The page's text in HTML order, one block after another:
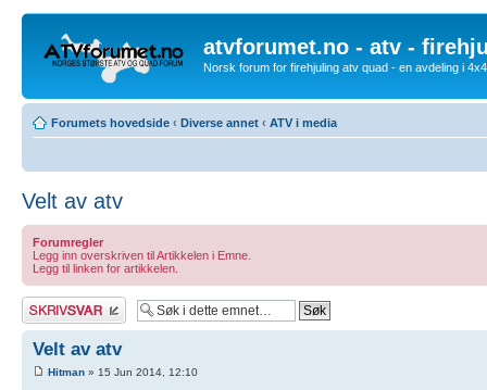
atvforumet.no - atv -
Norsk forum for firehjuling atv quad - en avdeling i
Forumets hovedside ‹ Diverse annet ‹ ATV i media
Velt av atv
Forumregler
Legg inn overskriven til Artikkelen i Emne.
Legg til linken for artikkelen.
Skriv et svar
Velt av atv
Hitman » 15 Jun 2014, 12:10